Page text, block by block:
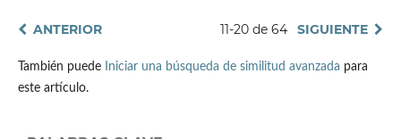
ANTERIOR 11-20 de 64 SIGUIENTE
También puede Iniciar una búsqueda de similitud avanzada para
este artículo.